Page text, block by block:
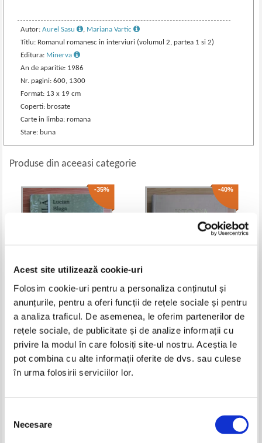
Acest site utilizează cookie-uri
Folosim cookie-uri pentru a personaliza conținutul și
anunțurile, pentru a oferi funcții de rețele sociale și pentru
a analiza traficul. De asemenea, le oferim partenerilor de
rețele sociale, de publicitate și de analize informații cu
privire la modul în care folosiți site-ul nostru. Aceștia le
pot combina cu alte informații oferite de dvs. sau culese
în urma folosirii serviciilor lor.
consimțământului
Necesare
Autor:Aurel Sasu , Mariana Vartic
Titlu: Romanul romanesc in interviuri (volumul 2, partea 1 si 2)
Editura: Minerva
An de aparitie: 1986
Nr. pagini: 600, 1300
Format: 13 x 19 cm
Coperti: brosate
Carte in limba: romana
Stare: buna
Produse din aceeasi categorie
-35%
Vasile Bancila - Lucian Blaga
28,00Lei 18,20
Adaugă în coș
-40%
Istoria limbii romane (volumul
Lei
Adaugă în coș